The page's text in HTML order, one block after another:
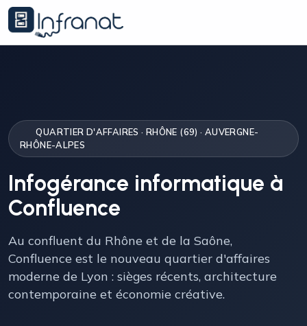
QUARTIER D'AFFAIRES · RHÔNE (69) · AUVERGNE-
RHÔNE-ALPES
Infogérance informatique à
Confluence
Au confluent du Rhône et de la Saône,
Confluence est le nouveau quartier d'affaires
moderne de Lyon : sièges récents, architecture
contemporaine et économie créative.